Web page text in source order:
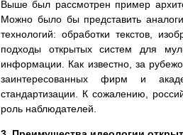
Выше был рассмотрен пример
Можно было бы представить
технологий: обработки текстов,
подходы открытых систем для
информации. Как известно, за
заинтересованных фирм и
стандартизации. К сожалению,
роль наблюдателей.